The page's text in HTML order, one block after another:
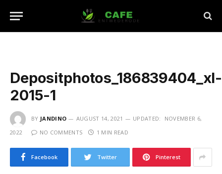
Depositphotos_186839404_xl-
2015-1
BY JANDINO AUGUST 14, 2021 UPDATED:
NOVEMBER 6,
2022
NO COMMENTS 1 MIN READ
Facebook Twitter Pinterest